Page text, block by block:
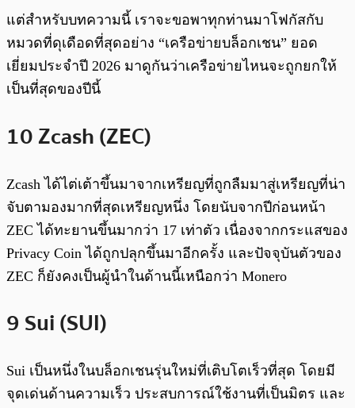
แต่สำหรับบทความนี้ เราจะขอพาทุกท่านมาโฟกัสกับ
หมวดที่ดุเดือดที่สุดอย่าง “เครือข่ายบล็อกเชน” ยอด
เยี่ยมประจำปี 2026 มาดูกันว่าเครือข่ายไหนจะถูกยกให้
เป็นที่สุดของปีนี้
10 Zcash (ZEC)
Zcash ได้ไต่เต้าขึ้นมาจากเหรียญที่ถูกลืมมาสู่เหรียญที่น่า
จับตามองมากที่สุดเหรียญหนึ่ง โดยนับจากปีก่อนหน้า
ZEC ได้ทะยานขึ้นมากว่า 17 เท่าตัว เนื่องจากกระแสของ
Privacy Coin ได้ถูกปลุกขึ้นมาอีกครั้ง และปัจจุบันตัวของ
ZEC ก็ยังคงเป็นผู้นำในด้านนี้เหนือกว่า Monero
9 Sui (SUI)
Sui เป็นหนึ่งในบล็อกเชนรุ่นใหม่ที่เติบโตเร็วที่สุด โดยมี
จุดเด่นด้านความเร็ว ประสบการณ์ใช้งานที่เป็นมิตร และ